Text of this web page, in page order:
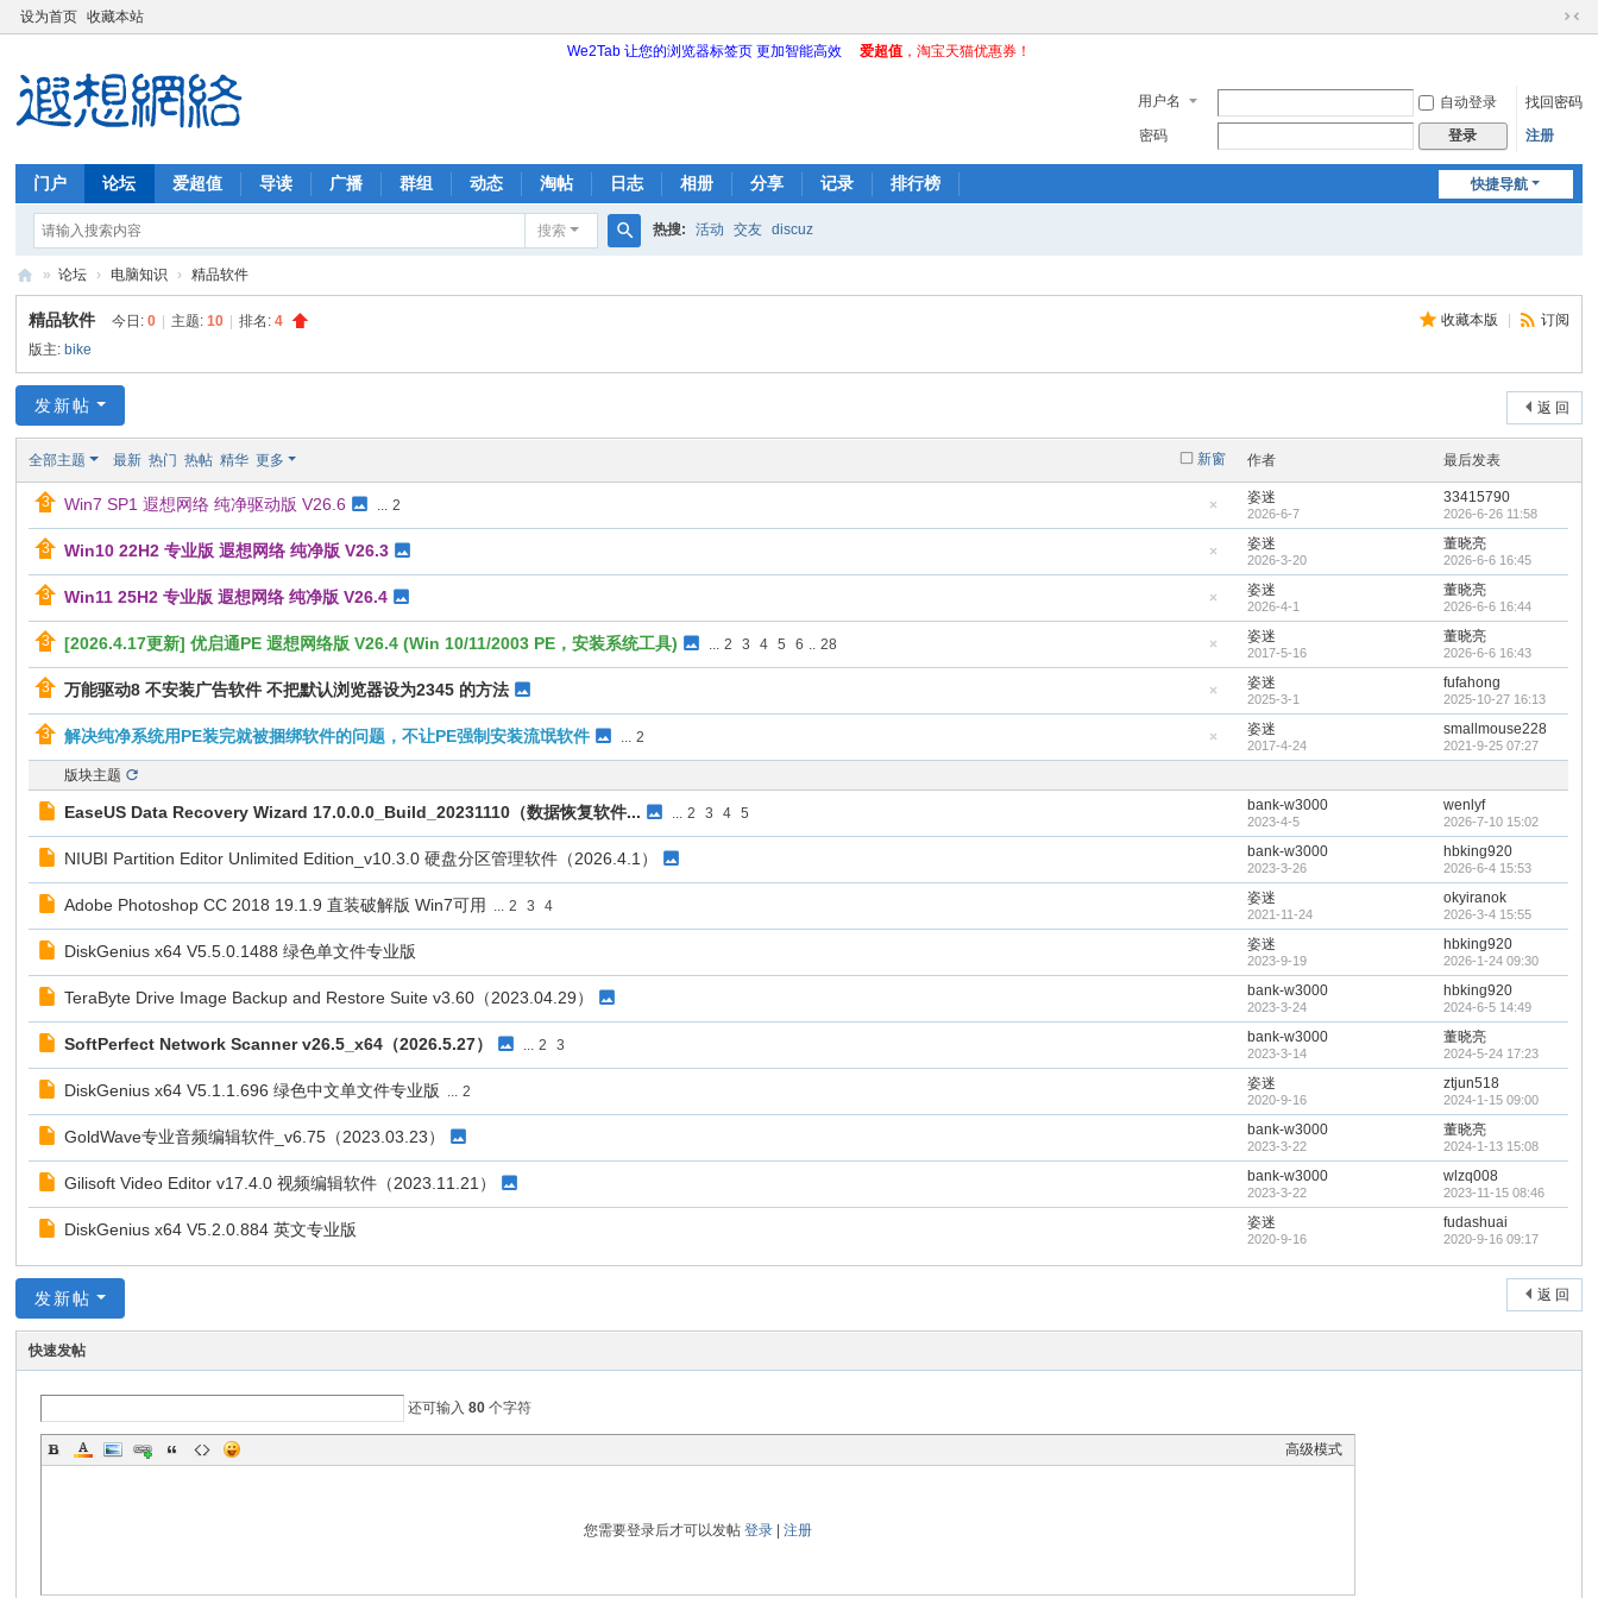
设为首页 收藏本站
切
窄
We2Tab 让您的浏览器标签页 更加智能高效 爱超值，淘宝天猫优惠券！
用户名 自动登录
找回密码
密码
登录 注册
快捷导航
门户 论坛 爱超值 导读 广播 群组 动态 淘帖 日志 相册 分享 记录 排行榜
搜索
索
热搜: 活动 交友 discuz
遐
想
网
络
» 论坛 › 电脑知识 › 精品软件
收藏本版 订阅
精品软件 今日:0 主题:10 排名:4
版主: bike
返 回
发新帖
新窗
全部主题 最新 热门 热帖 精华 更多 作者 最后发表
藏
置
帖
Win7 SP1 遐想网络 纯净驱动版 V26.6 ... 2 姿迷
2026-6-7
33415790
2026-6-26 11:58
藏
置
帖
Win10 22H2 专业版 遐想网络 纯净版 V26.3 姿迷
2026-3-20
董晓亮
2026-6-6 16:45
藏
置
帖
Win11 25H2 专业版 遐想网络 纯净版 V26.4 姿迷
2026-4-1
董晓亮
2026-6-6 16:44
藏
置
帖
[2026.4.17更新] 优启通PE 遐想网络版 V26.4 (Win 10/11/2003 PE，安装系统工具) ... 2 3 4 5 6 .. 28 姿迷
2017-5-16
董晓亮
2026-6-6 16:43
藏
置
帖
万能驱动8 不安装广告软件 不把默认浏览器设为2345 的方法 姿迷
2025-3-1
fufahong
2025-10-27 16:13
藏
顶
解决纯净系统用PE装完就被捆绑软件的问题，不让PE强制安装流氓软件 ... 2 姿迷
2017-4-24
smallmouse228
2021-9-25 07:27
版块主题
EaseUS Data Recovery Wizard 17.0.0.0_Build_20231110（数据恢复软件... ... 2 3 4 5 bank-w3000
2023-4-5
wenlyf
2026-7-10 15:02
NIUBI Partition Editor Unlimited Edition_v10.3.0 硬盘分区管理软件（2026.4.1） bank-w3000
2023-3-26
hbking920
2026-6-4 15:53
Adobe Photoshop CC 2018 19.1.9 直装破解版 Win7可用 ... 2 3 4 姿迷
2021-11-24
okyiranok
2026-3-4 15:55
DiskGenius x64 V5.5.0.1488 绿色单文件专业版 姿迷
2023-9-19
hbking920
2026-1-24 09:30
TeraByte Drive Image Backup and Restore Suite v3.60（2023.04.29） bank-w3000
2023-3-24
hbking920
2024-6-5 14:49
SoftPerfect Network Scanner v26.5_x64（2026.5.27） ... 2 3 bank-w3000
2023-3-14
董晓亮
2024-5-24 17:23
DiskGenius x64 V5.1.1.696 绿色中文单文件专业版 ... 2 姿迷
2020-9-16
ztjun518
2024-1-15 09:00
GoldWave专业音频编辑软件_v6.75（2023.03.23） bank-w3000
2023-3-22
董晓亮
2024-1-13 15:08
Gilisoft Video Editor v17.4.0 视频编辑软件（2023.11.21） bank-w3000
2023-3-22
wlzq008
2023-11-15 08:46
DiskGenius x64 V5.2.0.884 英文专业版 姿迷
2020-9-16
fudashuai
2020-9-16 09:17
返 回
发新帖
快速发帖
还可输入80 个字符
高级模式
您需要登录后才可以发帖 登录| 注册